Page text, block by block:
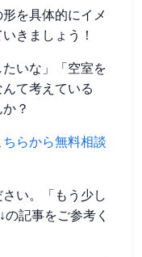
を具体的にイメ
きましょう！
いな」「空室を
て考えている
？
ちらから無料相談
い。「もう少し
記事をご参考く